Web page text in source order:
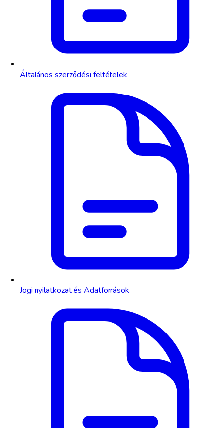
Általános szerződési feltételek
Jogi nyilatkozat és Adatforrások